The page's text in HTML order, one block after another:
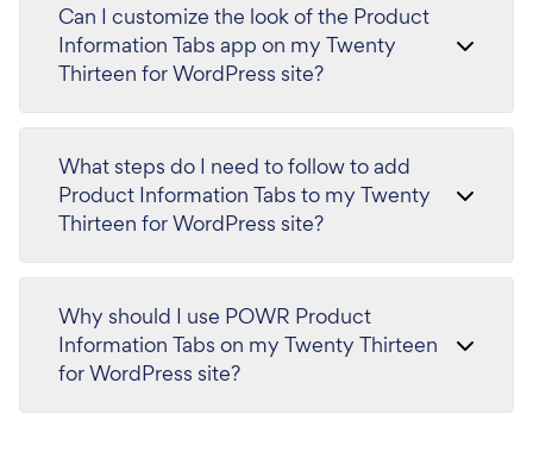
Can I customize the look of the Product
Information Tabs app on my Twenty
Thirteen for WordPress site?
What steps do I need to follow to add
Product Information Tabs to my Twenty
Thirteen for WordPress site?
Why should I use POWR Product
Information Tabs on my Twenty Thirteen
for WordPress site?